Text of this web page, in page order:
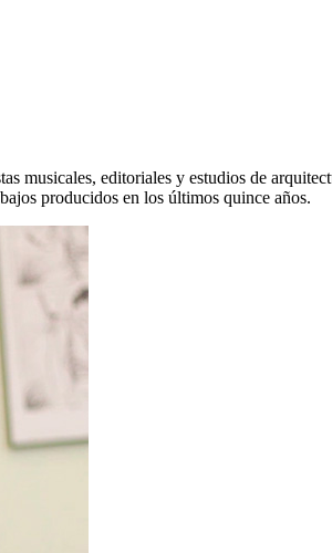
musicales, editoriales y estudios de
producidos en los últimos quince años.